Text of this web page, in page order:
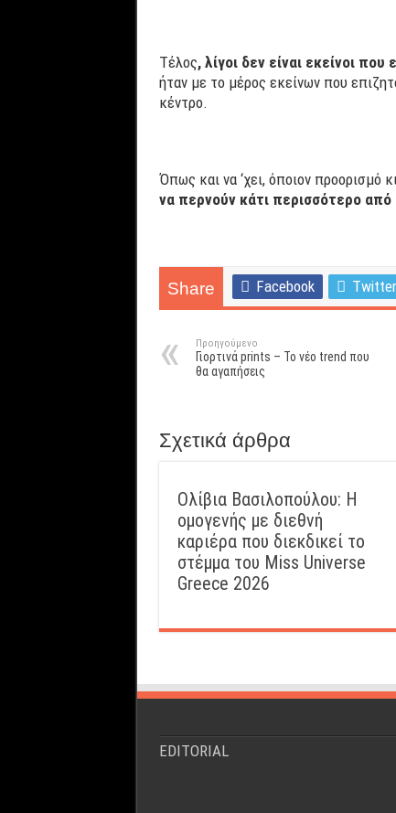
Τέλος, λίγοι δεν είναι εκείνοι
ήταν με το μέρος εκείνων που
κέντρο.
Όπως και να ‘χει, όποιον προορισμό
να περνούν κάτι περισσότερο
Share Facebook Twitter
Προηγούμενο
Γιορτινά prints – Το νέο trend που
θα αγαπήσεις
Σχετικά άρθρα
Ολίβια Βασιλοπούλου: Η
ομογενής με διεθνή
καριέρα που διεκδικεί το
στέμμα του Miss Universe
Greece 2026
EDITORIAL